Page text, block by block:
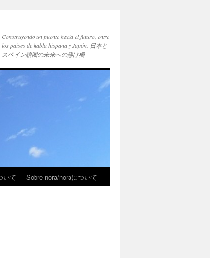
Construyendo un puente hacia el futuro, entre
los países de habla hispana y Japón. 日本と
スペイン語圏の未来への懸け橋
いて Sobre nora/noraについて